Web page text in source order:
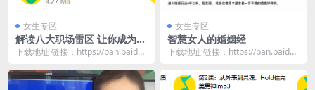
女生专区
解读八大职场雷区 让你成为不
可替代的职场精英
下载地址 链接：https://pan.baidu.
女生专区
智慧女人的婚姻经
下载地址 链接：https://pan.baidu.